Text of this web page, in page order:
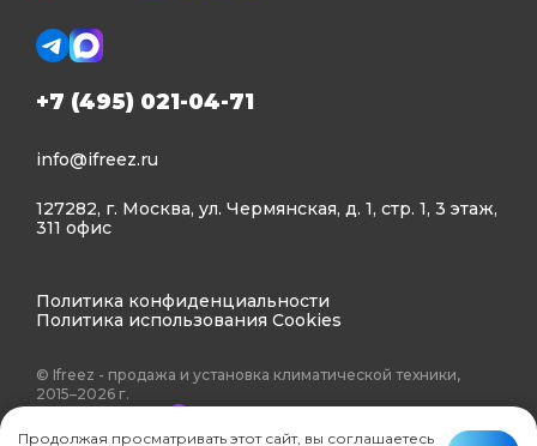
+7 (495) 021-04-71
info@ifreez.ru
127282, г. Москва, ул. Чермянская, д. 1, стр. 1, 3 этаж,
311 офис
Политика конфиденциальности
Политика использования Cookies
© Ifreez - продажа и установка климатической техники,
2015–2026 г.
Продолжая просматривать этот сайт, вы соглашаетесь